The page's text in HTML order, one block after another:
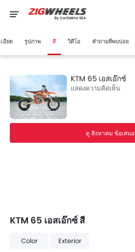
อียด รูปภาพ สี วิดีโอ คำถามที่พบบ่อย
KTM 65 เอสเอ๊กซ์
แสดงความคิดเห็น
ดู สิงหาคม ข้อเสนอ
KTM 65 เอสเอ๊กซ์ สี
Color Exterior